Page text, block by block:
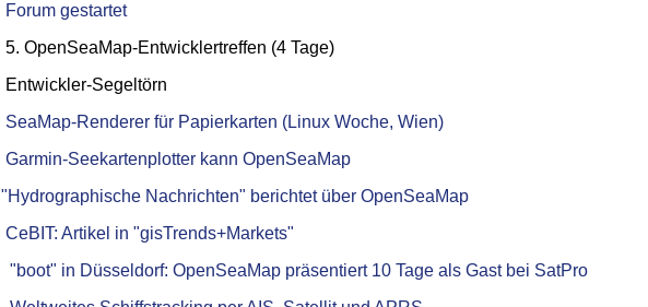
Forum gestartet
5. OpenSeaMap-Entwicklertreffen (4 Tage)
Entwickler-Segeltörn
SeaMap-Renderer für Papierkarten (Linux Woche, Wien)
Garmin-Seekartenplotter kann OpenSeaMap
"Hydrographische Nachrichten" berichtet über OpenSeaMap
CeBIT: Artikel in "gisTrends+Markets"
"boot" in Düsseldorf: OpenSeaMap präsentiert 10 Tage als Gast bei SatPro